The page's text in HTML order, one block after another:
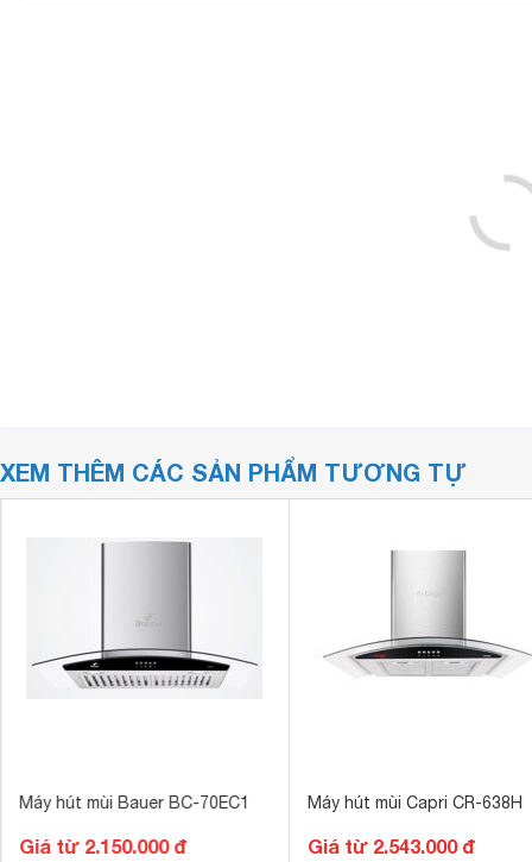
XEM THÊM CÁC SẢN PHẨM TƯƠNG TỰ
Máy hút mùi Bauer BC-70EC1
Giá từ 2.150.000 đ
Máy hút mùi Capri CR-638H
Giá từ 2.543.000 đ